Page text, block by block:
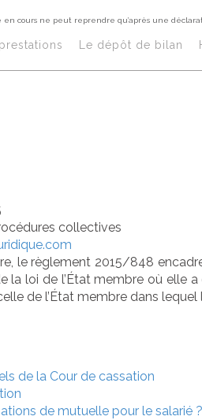
Le dépôt de bilan
en cours ne peut reprendre qu’après une
en
collectives
le règlement 2015/848
la loi de l’État membre où elle
de l’État membre dans lequel
de la Cour de cassation
de mutuelle pour le salarié ?